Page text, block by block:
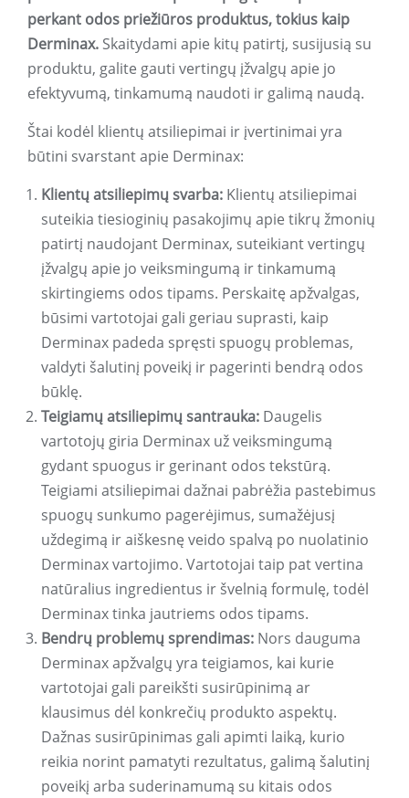
perkant odos priežiūros produktus, tokius kaip
Derminax. Skaitydami apie kitų patirtį, susijusią su
produktu, galite gauti vertingų įžvalgų apie jo
efektyvumą, tinkamumą naudoti ir galimą naudą.
Štai kodėl klientų atsiliepimai ir įvertinimai yra
būtini svarstant apie Derminax:
Klientų atsiliepimų svarba: Klientų atsiliepimai
suteikia tiesioginių pasakojimų apie tikrų žmonių
patirtį naudojant Derminax, suteikiant vertingų
įžvalgų apie jo veiksmingumą ir tinkamumą
skirtingiems odos tipams. Perskaitę apžvalgas,
būsimi vartotojai gali geriau suprasti, kaip
Derminax padeda spręsti spuogų problemas,
valdyti šalutinį poveikį ir pagerinti bendrą odos
būklę.
Teigiamų atsiliepimų santrauka: Daugelis
vartotojų giria Derminax už veiksmingumą
gydant spuogus ir gerinant odos tekstūrą.
Teigiami atsiliepimai dažnai pabrėžia pastebimus
spuogų sunkumo pagerėjimus, sumažėjusį
uždegimą ir aiškesnę veido spalvą po nuolatinio
Derminax vartojimo. Vartotojai taip pat vertina
natūralius ingredientus ir švelnią formulę, todėl
Derminax tinka jautriems odos tipams.
Bendrų problemų sprendimas: Nors dauguma
Derminax apžvalgų yra teigiamos, kai kurie
vartotojai gali pareikšti susirūpinimą ar
klausimus dėl konkrečių produkto aspektų.
Dažnas susirūpinimas gali apimti laiką, kurio
reikia norint pamatyti rezultatus, galimą šalutinį
poveikį arba suderinamumą su kitais odos